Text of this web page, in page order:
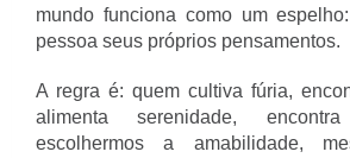
mundo funciona como um
pessoa seus próprios pensamentos.
A regra é: quem cultiva fúria,
alimenta serenidade,
escolhermos a amabilidade,